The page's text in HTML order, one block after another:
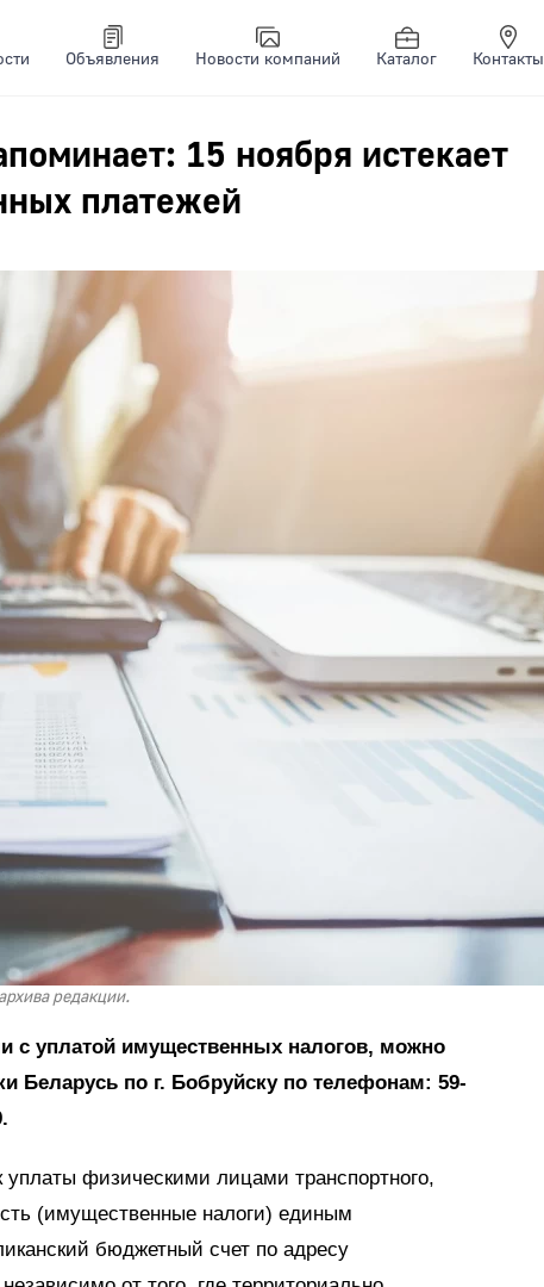
Объявления Новости компаний Каталог Контакты
15 ноября истекает
платежей
редакции.
уплатой имущественных налогов, можно
Беларусь по г. Бобруйску по телефонам: 59-
физическими лицами транспортного,
(имущественные налоги) единым
бюджетный счет по адресу